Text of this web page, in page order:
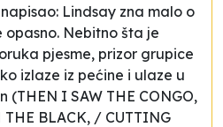
Lindsay zna malo o
opasno. Nebitno šta je
pjesme, prizor grupice
izlaze iz pećine i ulaze u
I SAW THE CONGO,
THE BLACK, / CUTTING